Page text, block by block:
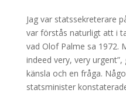
Jag var statssekreterare
var förstås naturligt att i
vad Olof Palme sa 1972.
indeed very, very
känsla och en fråga.
statsminister